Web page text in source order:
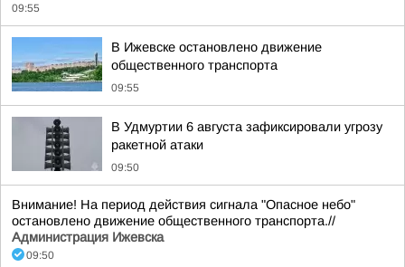
09:55
В Ижевске остановлено движение
общественного транспорта
09:55
В Удмуртии 6 августа зафиксировали угрозу
ракетной атаки
09:50
Внимание! На период действия сигнала "Опасное небо"
остановлено движение общественного транспорта.//
Администрация Ижевска
09:50